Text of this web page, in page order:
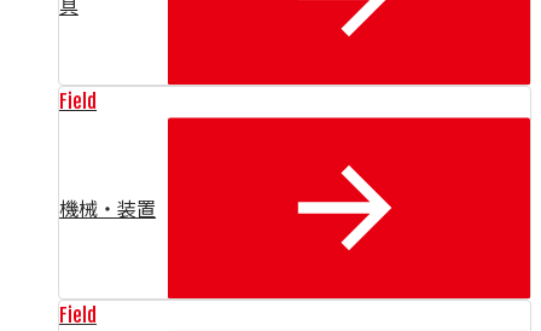
Field
機械・装置
Field